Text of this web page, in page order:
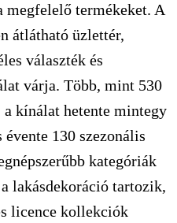
megfelelő termékeket. A
átlátható üzlettér,
választék és
várja. Több, mint 530
kínálat hetente mintegy
130 szezonális
kategóriák
lakásdekoráció tartozik,
licence kollekciók